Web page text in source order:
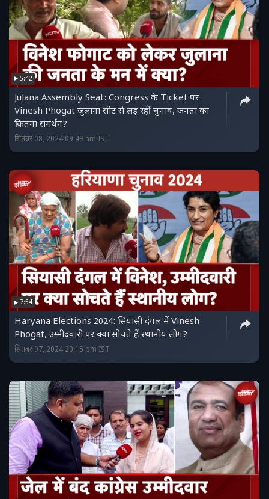
5:42
Julana Assembly Seat: Congress के Ticket पर
Vinesh Phogat जुलाना सीट से लड़ रहीं चुनाव, जनता का
कितना समर्थन?
सितंबर 08, 2024 09:49 am IST
7:54
Haryana Elections 2024: सियासी दंगल में Vinesh
Phogat, उम्मीदवारी पर क्या सोचते हैं स्थानीय लोग?
सितंबर 07, 2024 20:15 pm IST